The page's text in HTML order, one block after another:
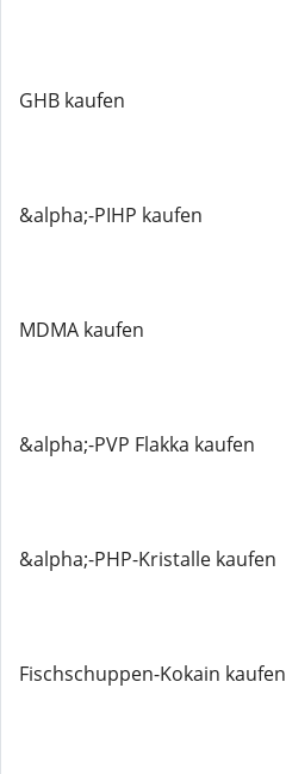
GHB kaufen
&alpha;-PIHP kaufen
MDMA kaufen
&alpha;-PVP Flakka kaufen
&alpha;-PHP-Kristalle kaufen
Fischschuppen-Kokain kaufen